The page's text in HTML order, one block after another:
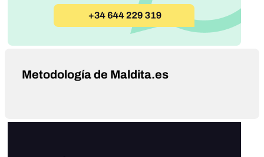
Metodología de Maldita.es